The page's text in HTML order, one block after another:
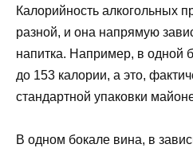
Калорийность алкогольных
разной, и она напрямую
напитка. Например, в одной
до 153 калории, а это,
стандартной упаковки
В одном бокале вина, в